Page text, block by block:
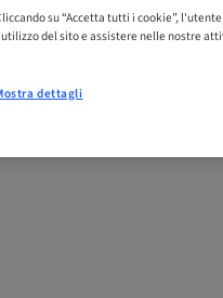
su “Accetta tutti i cookie”,
del sito e assistere nelle nostre
dettagli